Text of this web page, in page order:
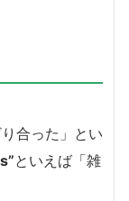
合った」とい
といえば「雑